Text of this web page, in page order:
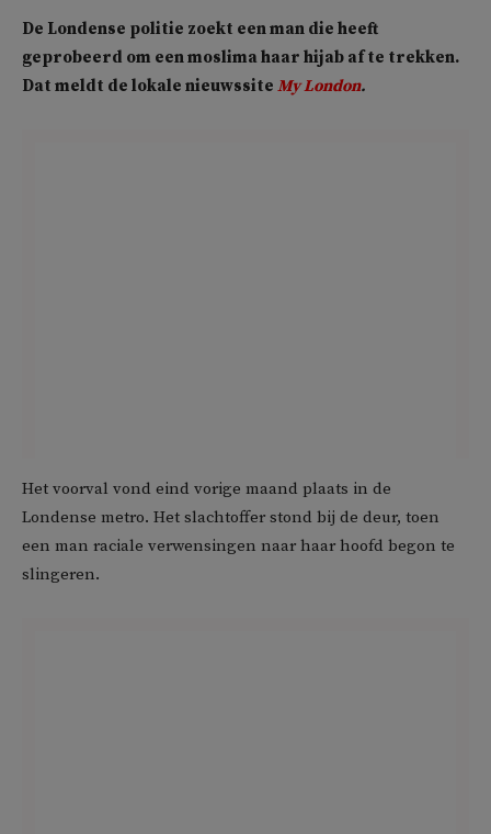
De Londense politie zoekt een man die heeft
geprobeerd om een moslima haar hijab af te trekken.
Dat meldt de lokale nieuwssite My London.
Het voorval vond eind vorige maand plaats in de
Londense metro. Het slachtoffer stond bij de deur, toen
een man raciale verwensingen naar haar hoofd begon te
slingeren.